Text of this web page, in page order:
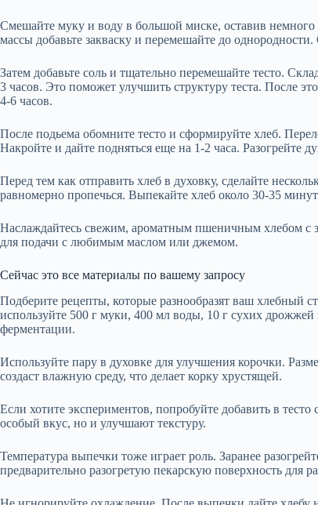
Смешайте муку и воду в большой миске, оставив
массы добавьте закваску и перемешайте до однородности.
Затем добавьте соль и тщательно перемешайте тесто.
3 часов. Это поможет улучшить структуру теста. После
4-6 часов.
После подьема обомните тесто и сформируйте хлеб.
Накройте и дайте подняться еще на 1-2 часа. Разогрейте
Перед тем как отправить хлеб в духовку, сделайте
равномерно пропечься. Выпекайте хлеб около 30-35
Наслаждайтесь свежим, ароматным пшеничным хлебом с
для подачи с любимым маслом или джемом.
Сейчас это все материалы по вашему запросу
Подберите рецепты, которые разнообразят ваш хлебный
используйте 500 г муки, 400 мл воды, 10 г сухих дрожжей
ферментации.
Используйте пару в духовке для улучшения корочки.
создаст влажную среду, что делает корку хрустящей.
Если хотите экспериментов, попробуйте добавить в
особый вкус, но и улучшают текстуру.
Температура выпечки тоже играет роль. Заранее
предварительно разогретую пекарскую поверхность для